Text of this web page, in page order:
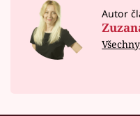
Autor